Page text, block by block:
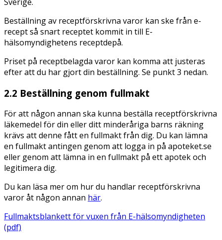
Beställning av receptförskrivna varor kan ske från e-
recept så snart receptet kommit in till E-
hälsomyndighetens receptdepå.
Priset på receptbelagda varor kan komma att justeras
efter att du har gjort din beställning. Se punkt 3 nedan.
2.2 Beställning genom fullmakt
För att någon annan ska kunna beställa receptförskrivna
läkemedel för din eller ditt minderåriga barns räkning
krävs att denne fått en fullmakt från dig. Du kan lämna
en fullmakt antingen genom att logga in på apoteket.se
eller genom att lämna in en fullmakt på ett apotek och
legitimera dig.
Du kan läsa mer om hur du handlar receptförskrivna
varor åt någon annan här.
Fullmaktsblankett för vuxen från E-hälsomyndigheten
(pdf)